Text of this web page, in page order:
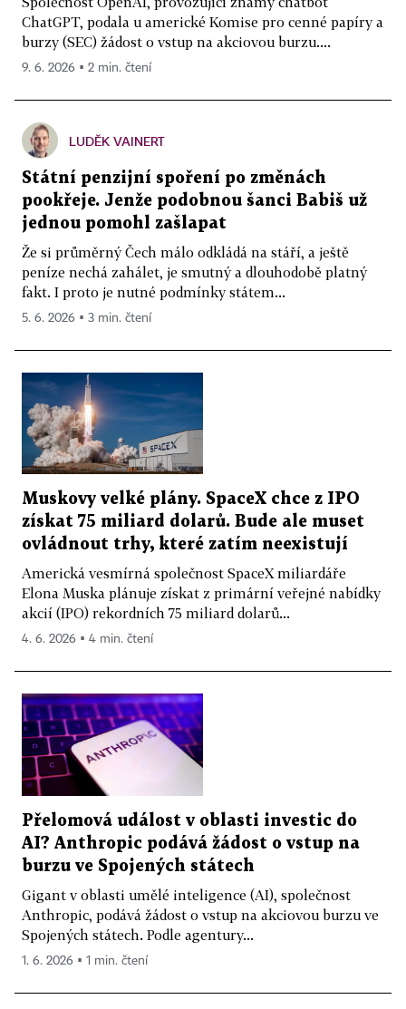
ChatGPT, podala u americké Komise pro cenné papíry a
burzy (SEC) žádost o vstup na akciovou burzu....
9. 6. 2026 ▪ 2 min. čtení
LUDĚK VAINERT
Státní penzijní spoření po změnách
pookřeje. Jenže podobnou šanci Babiš už
jednou pomohl zašlapat
Že si průměrný Čech málo odkládá na stáří, a ještě
peníze nechá zahálet, je smutný a dlouhodobě platný
fakt. I proto je nutné podmínky státem...
5. 6. 2026 ▪ 3 min. čtení
Muskovy velké plány. SpaceX chce z IPO
získat 75 miliard dolarů. Bude ale muset
ovládnout trhy, které zatím neexistují
Americká vesmírná společnost SpaceX miliardáře
Elona Muska plánuje získat z primární veřejné nabídky
akcií (IPO) rekordních 75 miliard dolarů...
4. 6. 2026 ▪ 4 min. čtení
Přelomová událost v oblasti investic do
AI? Anthropic podává žádost o vstup na
burzu ve Spojených státech
Gigant v oblasti umělé inteligence (AI), společnost
Anthropic, podává žádost o vstup na akciovou burzu ve
Spojených státech. Podle agentury...
1. 6. 2026 ▪ 1 min. čtení